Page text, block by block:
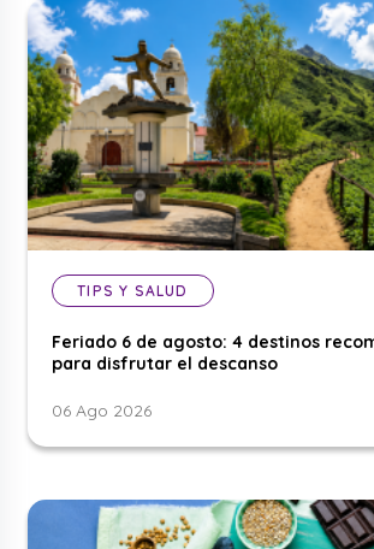
TIPS Y SALUD
Feriado 6 de agosto: 4 destinos
para disfrutar el descanso
06 Ago 2026